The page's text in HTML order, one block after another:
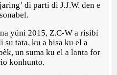
di parti di J.J.W. den e
yüni 2015, Z.C-W a risibí
tata, ku a bisa ku el a
un suma ku el a lanta for
konhunto.